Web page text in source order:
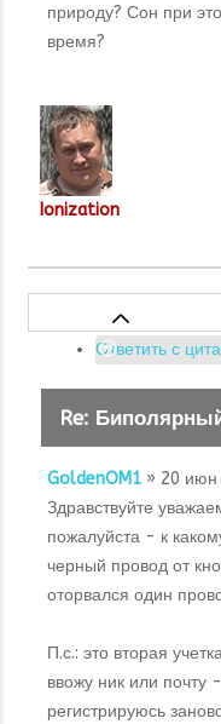
природу? Сон при
время?
Ionization
Ответить с
Re:
GoldenOM1 » 20 июн
Здравствуйте
пожалуйста - к
черный провод от
оторвался один
П.с.: это вторая
ввожу ник или почту
регистрируюсь